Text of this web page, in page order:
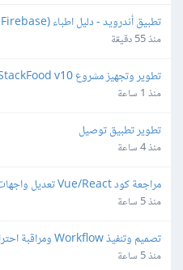
تطبيق أندرويد - دليل اطباء (Flutter + Firebase)
منذ 55 دقيقة
تطوير وتجهيز مشروع StackFood v10 للنشر على السيرفر والمتاجر
منذ 1 ساعة
تطوير تطبيق توصيل
منذ 4 ساعة
مراجعة كود Vue/React تعديل واجهات UI/UX وإصلاح ثغرات
منذ 5 ساعة
مبنية على Laravel/Radius
منذ 5 ساعة